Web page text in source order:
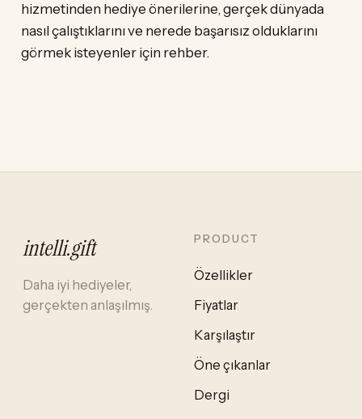
hizmetinden hediye önerilerine, gerçek dünyada
nasıl çalıştıklarını ve nerede başarısız olduklarını
görmek isteyenler için rehber.
intelli.gift
Daha iyi hediyeler,
gerçekten anlaşılmış.
PRODUCT
Özellikler
Fiyatlar
Karşılaştır
Öne çıkanlar
Dergi